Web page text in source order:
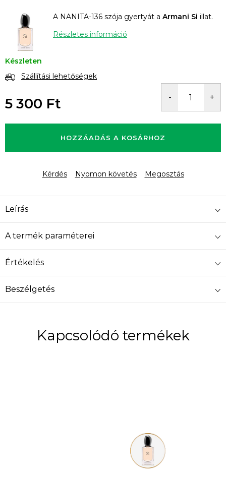
A NANITA-136 szója gyertyát a Armani Si illat.
Részletes információ
Készleten
Szállítási lehetőségek
5 300 Ft
HOZZÁADÁS A KOSÁRHOZ
Kérdés Nyomon követés Megosztás
Leírás
A termék paraméterei
Értékelés
Beszélgetés
Kapcsolódó termékek